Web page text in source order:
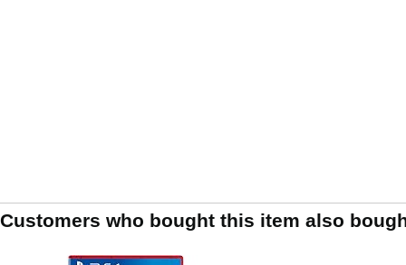
Customers who bought this item also